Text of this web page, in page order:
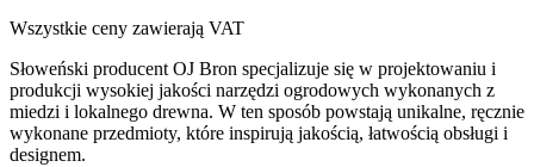
Wszystkie ceny zawierają VAT
Słoweński producent OJ Bron specjalizuje się w projektowaniu i
produkcji wysokiej jakości narzędzi ogrodowych wykonanych z
miedzi i lokalnego drewna. W ten sposób powstają unikalne, ręcznie
wykonane przedmioty, które inspirują jakością, łatwością obsługi i
designem.